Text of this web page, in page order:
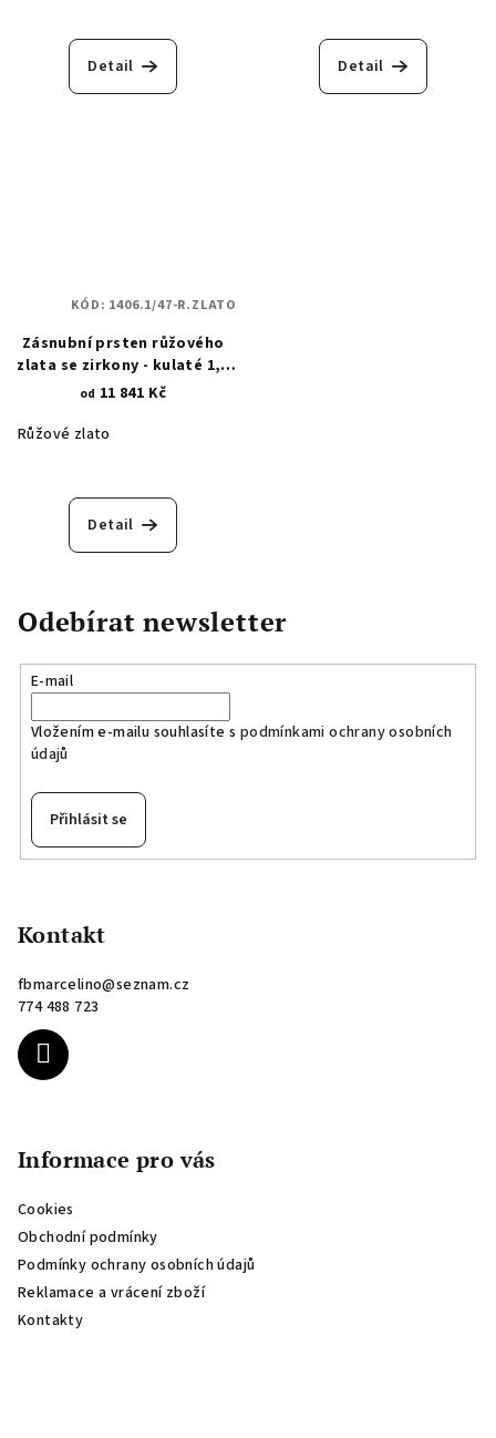
Detail Detail
Zásnubní prsten růžového
zlata se zirkony - kulaté 1,5
mm a čtvercový 3x3 mm
od 11 841 Kč
Růžové zlato
Detail
KÓD: 1406.1/47-R.ZLATO
Odebírat newsletter
E-mail
Vložením e-mailu souhlasíte s podmínkami ochrany osobních
údajů
Přihlásit se
Kontakt
fbmarcelino@seznam.cz
774 488 723
Informace pro vás
Cookies
Obchodní podmínky
Podmínky ochrany osobních údajů
Reklamace a vrácení zboží
Kontakty